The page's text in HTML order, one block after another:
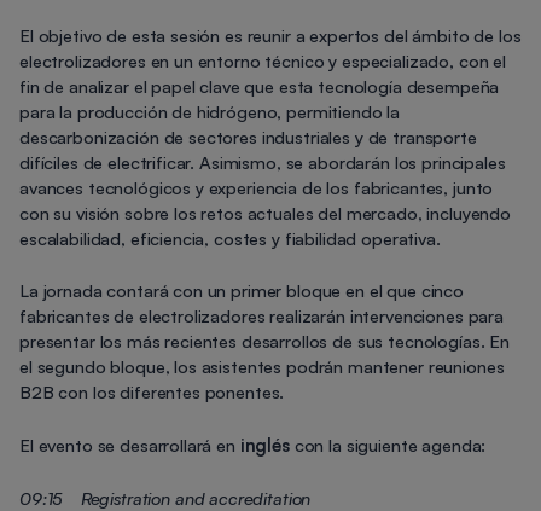
El objetivo de esta sesión es reunir a expertos del ámbito de los
electrolizadores en un entorno técnico y especializado, con el
fin de analizar el papel clave que esta tecnología desempeña
para la producción de hidrógeno, permitiendo la
descarbonización de sectores industriales y de transporte
difíciles de electrificar. Asimismo, se abordarán los principales
avances tecnológicos y experiencia de los fabricantes, junto
con su visión sobre los retos actuales del mercado, incluyendo
escalabilidad, eficiencia, costes y fiabilidad operativa.
La jornada contará con un primer bloque en el que cinco
fabricantes de electrolizadores realizarán intervenciones para
presentar los más recientes desarrollos de sus tecnologías. En
el segundo bloque, los asistentes podrán mantener reuniones
B2B con los diferentes ponentes.
El evento se desarrollará en inglés con la siguiente agenda:
09:15 Registration and accreditation